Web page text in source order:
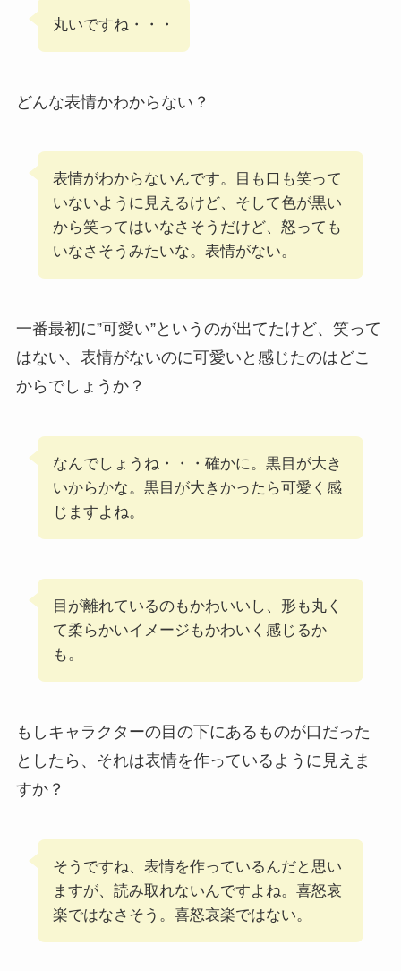
丸いですね・・・
どんな表情かわからない？
表情がわからないんです。目も口も笑って
いないように見えるけど、そして色が黒い
から笑ってはいなさそうだけど、怒っても
いなさそうみたいな。表情がない。
一番最初に”可愛い”というのが出てたけど、笑って
はない、表情がないのに可愛いと感じたのはどこ
からでしょうか？
なんでしょうね・・・確かに。黒目が大き
いからかな。黒目が大きかったら可愛く感
じますよね。
目が離れているのもかわいいし、形も丸く
て柔らかいイメージもかわいく感じるか
も。
もしキャラクターの目の下にあるものが口だった
としたら、それは表情を作っているように見えま
すか？
そうですね、表情を作っているんだと思い
ますが、読み取れないんですよね。喜怒哀
楽ではなさそう。喜怒哀楽ではない。